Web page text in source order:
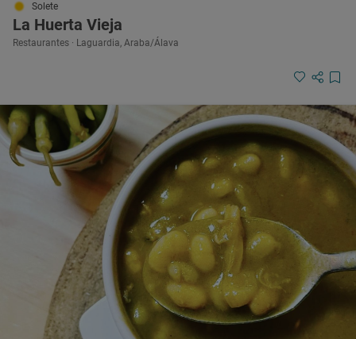
Solete
La Huerta Vieja
Restaurantes · Laguardia, Araba/Álava